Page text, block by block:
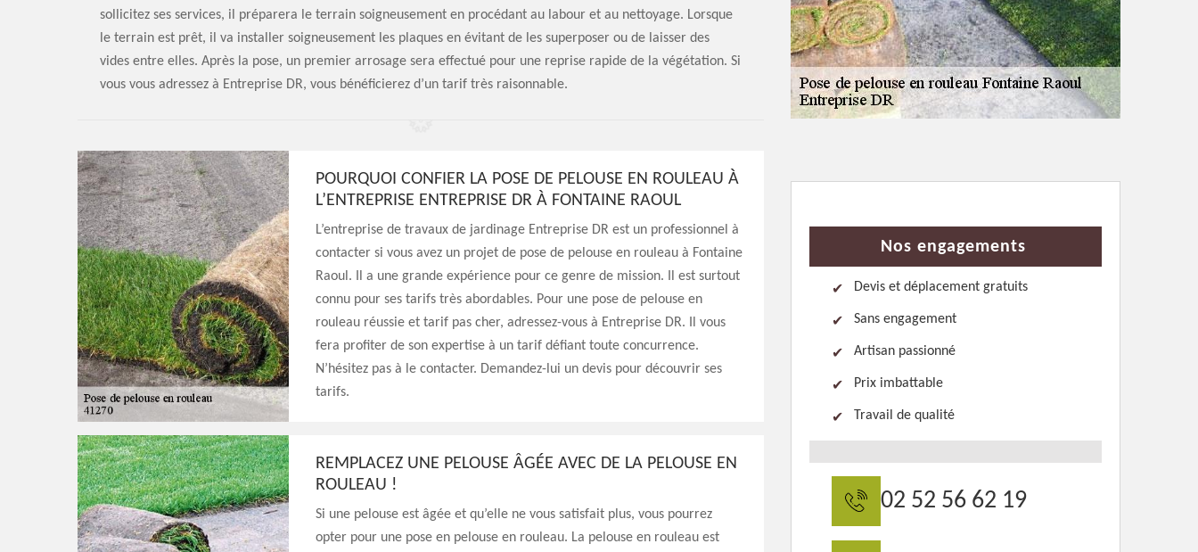
sollicitez ses services, il préparera le terrain soigneusement en procédant au labour et au nettoyage. Lorsque
le terrain est prêt, il va installer soigneusement les plaques en évitant de les superposer ou de laisser des
vides entre elles. Après la pose, un premier arrosage sera effectué pour une reprise rapide de la végétation. Si
vous vous adressez à Entreprise DR, vous bénéficierez d’un tarif très raisonnable.
POURQUOI CONFIER LA POSE DE PELOUSE EN ROULEAU À
L’ENTREPRISE ENTREPRISE DR À FONTAINE RAOUL
L’entreprise de travaux de jardinage Entreprise DR est un professionnel à
contacter si vous avez un projet de pose de pelouse en rouleau à Fontaine
Raoul. Il a une grande expérience pour ce genre de mission. Il est surtout
connu pour ses tarifs très abordables. Pour une pose de pelouse en
rouleau réussie et tarif pas cher, adressez-vous à Entreprise DR. Il vous
fera profiter de son expertise à un tarif défiant toute concurrence.
N’hésitez pas à le contacter. Demandez-lui un devis pour découvrir ses
tarifs.
REMPLACEZ UNE PELOUSE ÂGÉE AVEC DE LA PELOUSE EN
ROULEAU !
Si une pelouse est âgée et qu’elle ne vous satisfait plus, vous pourrez
opter pour une pose en pelouse en rouleau. La pelouse en rouleau est
Nos engagements
Devis et déplacement gratuits
Sans engagement
Artisan passionné
Prix imbattable
Travail de qualité
02 52 56 62 19